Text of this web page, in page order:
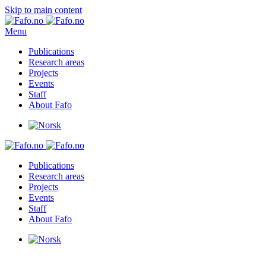
Skip to main content
Menu
Publications
Research areas
Projects
Events
Staff
About Fafo
Publications
Research areas
Projects
Events
Staff
About Fafo